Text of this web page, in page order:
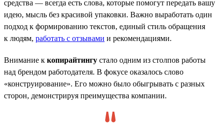
средства — всегда есть слова, которые помогут передать вашу
идею, мысль без красивой упаковки. Важно выработать один
подход к формированию текстов, единый стиль обращения
к людям, работать с отзывами и рекомендациями.
Внимание к копирайтингу стало одним из столпов работы
над брендом работодателя. В фокусе оказалось слово
«конструирование». Его можно было обыгрывать с разных
сторон, демонстрируя преимущества компании.